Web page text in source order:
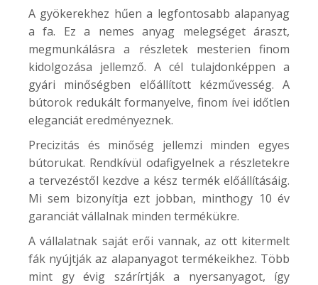
A gyökerekhez hűen a legfontosabb alapanyag
a fa. Ez a nemes anyag melegséget áraszt,
megmunkálásra a részletek mesterien finom
kidolgozása jellemző. A cél tulajdonképpen a
gyári minőségben előállított kézművesség. A
bútorok redukált formanyelve, finom ívei időtlen
eleganciát eredményeznek.
Precizitás és minőség jellemzi minden egyes
bútorukat. Rendkívül odafigyelnek a részletekre
a tervezéstől kezdve a kész termék előállításáig.
Mi sem bizonyítja ezt jobban, minthogy 10 év
garanciát vállalnak minden termékükre.
A vállalatnak saját erői vannak, az ott kitermelt
fák nyújtják az alapanyagot termékeikhez. Több
mint gy évig szárírtják a nyersanyagot, így